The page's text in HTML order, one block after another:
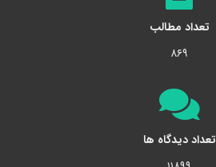
تعداد مطالب
۸۶۹
تعداد دیدگاه ها